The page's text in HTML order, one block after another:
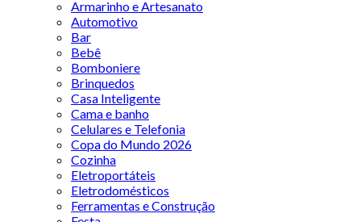
Armarinho e Artesanato
Automotivo
Bar
Bebê
Bomboniere
Brinquedos
Casa Inteligente
Cama e banho
Celulares e Telefonia
Copa do Mundo 2026
Cozinha
Eletroportáteis
Eletrodomésticos
Ferramentas e Construção